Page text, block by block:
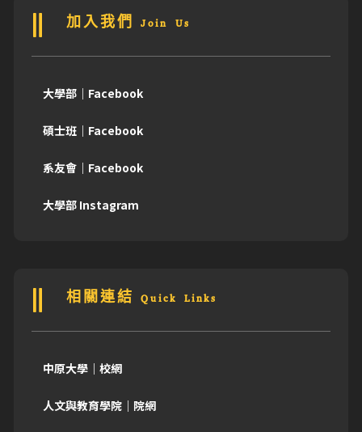
加入我們 Join Us
大學部｜Facebook
碩士班｜Facebook
系友會｜Facebook
大學部 Instagram
相關連結 Quick Links
中原大學｜校網
人文與教育學院｜院網